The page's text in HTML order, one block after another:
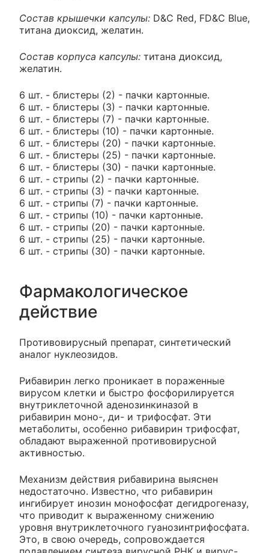
Состав крышечки капсулы: D&C Red, FD&C Blue,
титана диоксид, желатин.
Состав корпуса капсулы: титана диоксид,
желатин.
6 шт. - блистеры (2) - пачки картонные.
6 шт. - блистеры (3) - пачки картонные.
6 шт. - блистеры (7) - пачки картонные.
6 шт. - блистеры (10) - пачки картонные.
6 шт. - блистеры (20) - пачки картонные.
6 шт. - блистеры (25) - пачки картонные.
6 шт. - блистеры (30) - пачки картонные.
6 шт. - стрипы (2) - пачки картонные.
6 шт. - стрипы (3) - пачки картонные.
6 шт. - стрипы (7) - пачки картонные.
6 шт. - стрипы (10) - пачки картонные.
6 шт. - стрипы (20) - пачки картонные.
6 шт. - стрипы (25) - пачки картонные.
6 шт. - стрипы (30) - пачки картонные.
Фармакологическое
действие
Противовирусный препарат, синтетический
аналог нуклеозидов.
Рибавирин легко проникает в пораженные
вирусом клетки и быстро фосфорилируется
внутриклеточной аденозинкиназой в
рибавирин моно-, ди- и трифосфат. Эти
метаболиты, особенно рибавирин трифосфат,
обладают выраженной противовирусной
активностью.
Механизм действия рибавирина выяснен
недостаточно. Известно, что рибавирин
ингибирует инозин монофосфат дегидрогеназу,
что приводит к выраженному снижению
уровня внутриклеточного гуанозинтрифосфата.
Это, в свою очередь, сопровождается